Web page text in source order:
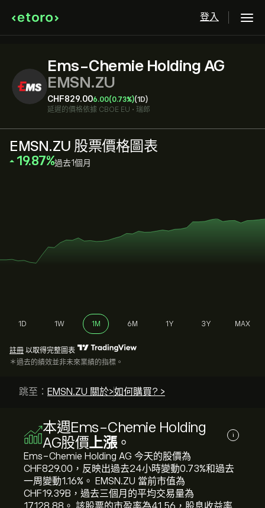
登入
Ems-Chemie Holding AG
EMSN.ZU
‎CHF‎829.006.00(0.73%)(1D)
延遲的價格依據 CBOE EU • 瑞郎
EMSN.ZU 股票價格圖表
‎19.87‎ 過去1個月
1D 1W 1M 6M 1Y 3Y MAX
註冊 以取得完整圖表
＊過去的績效並非未來業績的指標。
跳至： EMSN.ZU 關於>如何購買? >
本週Ems-Chemie Holding
AG股價上漲。 i
Ems-Chemie Holding AG 今天的股價為‎
CHF‎829.00，反映出過去24小時變動‎0.73‎%和過去
一周變動‎1.16‎%。 EMSN.ZU 當前市值為‎
CHF‎19.39B，過去三個月的平均交易量為